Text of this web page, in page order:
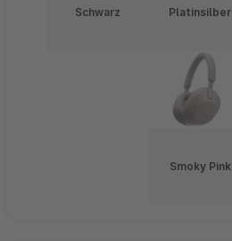
Schwarz Platinsilber
Smoky Pink